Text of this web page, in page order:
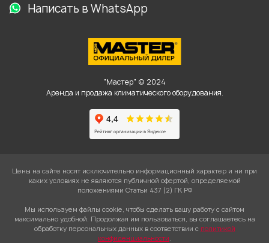
Написать в WhatsApp
"Мастер" © 2024
Аренда и продажа климатического оборудования.
Цены на сайте носят исключительно информационный характер и ни при
каких условиях не являются публичной офертой, определяемой
положениями Статьи 437 (2) ГК РФ
Мы используем файлы cookie, чтобы сделать вашу работу с сайтом
максимально удобной. Продолжая им пользоваться, вы соглашаетесь на
обработку персональных данных в соответствии с политикой
конфиденциальности